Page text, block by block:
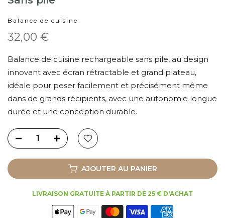
Balance de cuisine
32,00 €
Balance de cuisine rechargeable sans pile, au design
innovant avec écran rétractable et grand plateau,
idéale pour peser facilement et précisément même
dans de grands récipients, avec une autonomie longue
durée et une conception durable.
AJOUTER AU PANIER
LIVRAISON GRATUITE À PARTIR DE 25 € D'ACHAT